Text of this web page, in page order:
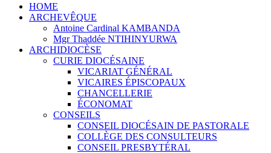
HOME
ARCHEVÊQUE
Antoine Cardinal KAMBANDA
Mgr Thaddée NTIHINYURWA
ARCHIDIOCÈSE
CURIE DIOCÉSAINE
VICARIAT GÉNÉRAL
VICAIRES ÉPISCOPAUX
CHANCELLERIE
ÉCONOMAT
CONSEILS
CONSEIL DIOCÉSAIN DE PASTORALE
COLLÈGE DES CONSULTEURS
CONSEIL PRESBYTÉRAL